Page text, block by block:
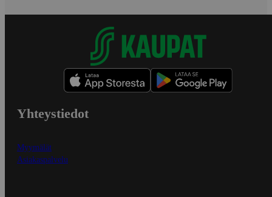
Yhteystiedot
Myymälät
Asiakaspalvelu